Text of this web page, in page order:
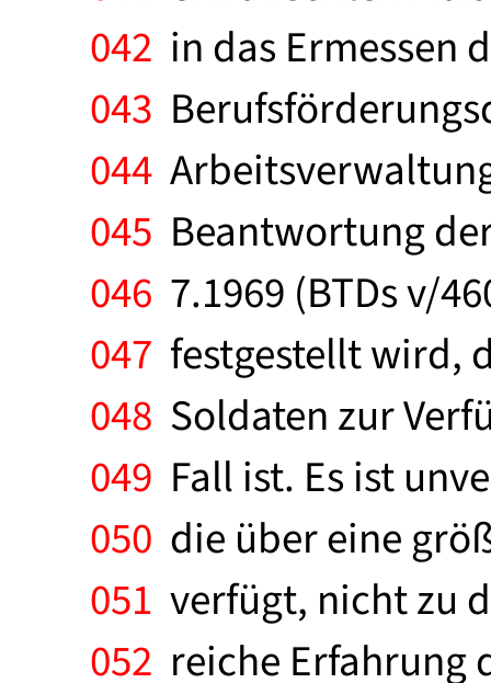
042 in das Ermessen
043
044
045 Beantwortung
046 7.1969 (BTDs v/
047 festgestellt wird,
048 Soldaten zur
049 Fall ist. Es ist
050 die über eine
051 verfügt, nicht zu
052 reiche Erfahrung